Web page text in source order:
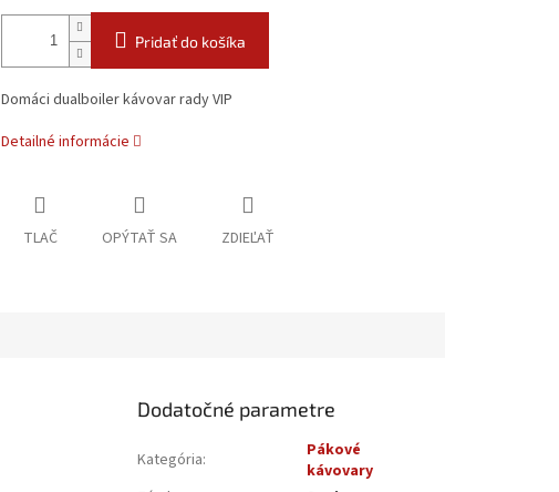
Pridať do košíka
Domáci dualboiler kávovar rady VIP
Detailné informácie
TLAČ OPÝTAŤ SA ZDIEĽAŤ
Dodatočné parametre
Kategória:
Pákové
kávovary